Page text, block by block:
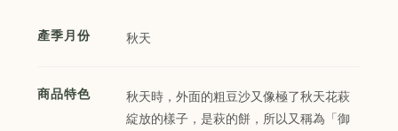
產季月份 秋天
商品特色
秋天時，外面的粗豆沙又像極了秋天花萩
綻放的樣子，是萩的餅，所以又稱為「御